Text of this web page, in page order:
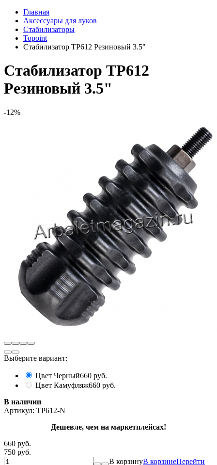
Главная
Аксессуары для луков
Стабилизаторы
Topoint
Стабилизатор TP612 Резиновый 3.5"
Стабилизатор TP612
Резиновый 3.5"
-12%
Выберите вариант:
Цвет Черный660 руб.
Цвет Камуфляж660 руб.
В наличии
Артикул: TP612-N
Дешевле, чем на маркетплейсах!
660 руб.
750 руб.
В корзинуВ корзинеПерейти